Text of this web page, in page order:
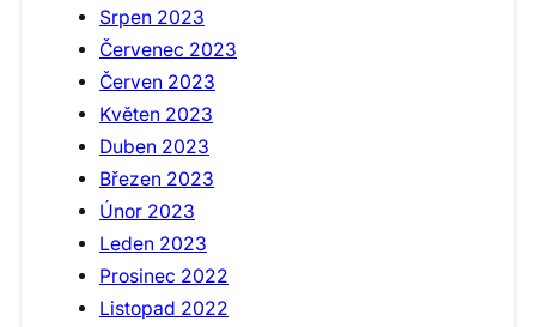
Srpen 2023
Červenec 2023
Červen 2023
Květen 2023
Duben 2023
Březen 2023
Únor 2023
Leden 2023
Prosinec 2022
Listopad 2022